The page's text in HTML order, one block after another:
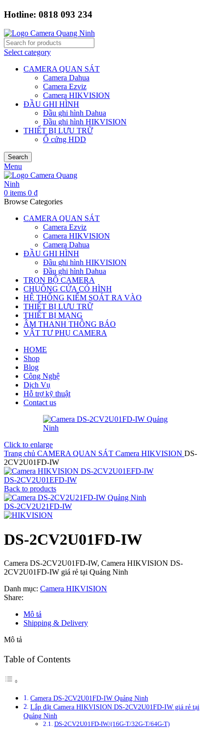
Hotline: 0818 093 234
Select category
CAMERA QUAN SÁT
Camera Dahua
Camera Ezviz
Camera HIKVISION
ĐẦU GHI HÌNH
Đầu ghi hình Dahua
Đầu ghi hình HIKVISION
THIẾT BỊ LƯU TRỮ
Ổ cứng HDD
Search
Menu
0 items 0 ₫
Browse Categories
CAMERA QUAN SÁT
Camera Ezviz
Camera HIKVISION
Camera Dahua
ĐẦU GHI HÌNH
Đầu ghi hình HIKVISION
Đầu ghi hình Dahua
TRỌN BỘ CAMERA
CHUÔNG CỬA CÓ HÌNH
HỆ THỐNG KIỂM SOÁT RA VÀO
THIẾT BỊ LƯU TRỮ
THIẾT BỊ MẠNG
ÂM THANH THÔNG BÁO
VẬT TƯ PHỤ CAMERA
HOME
Shop
Blog
Công Nghệ
Dịch Vụ
Hỗ trợ kỹ thuật
Contact us
Click to enlarge
Trang chủ CAMERA QUAN SÁT Camera HIKVISION DS-
2CV2U01FD-IW
DS-2CV2U01EFD-IW
Back to products
DS-2CV2U21FD-IW
DS-2CV2U01FD-IW
Camera DS-2CV2U01FD-IW, Camera HIKVISION DS-
2CV2U01FD-IW giá rẻ tại Quảng Ninh
Danh mục: Camera HIKVISION
Share:
Mô tả
Shipping & Delivery
Mô tả
Table of Contents
Camera DS-2CV2U01FD-IW Quảng Ninh
Lắp đặt Camera HIKVISION DS-2CV2U01FD-IW giá rẻ tại
Quảng Ninh
DS-2CV2U01FD-IW/(16G-T/32G-T/64G-T)